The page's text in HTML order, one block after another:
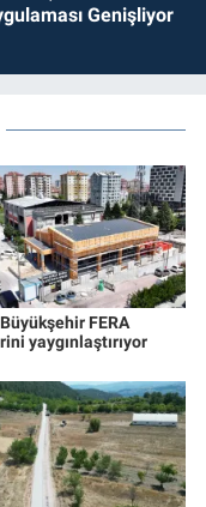
Genişliyor
FERA
yaygınlaştırıyor